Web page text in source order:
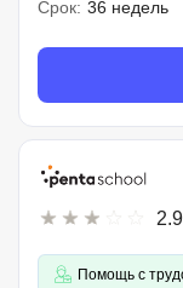
Срок: 36 недель
2.9
Помощь с